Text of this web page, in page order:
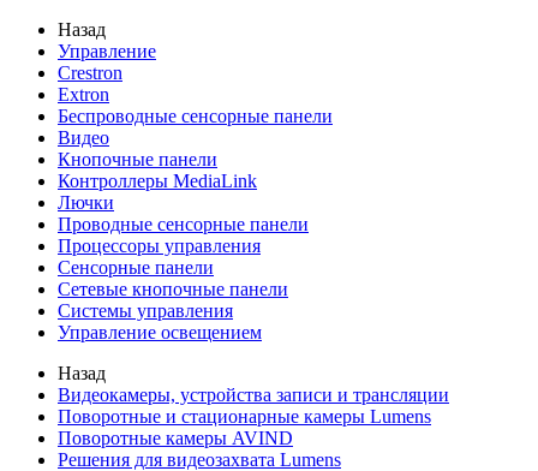
Назад
Управление
Crestron
Extron
Беспроводные сенсорные панели
Видео
Кнопочные панели
Контроллеры MediaLink
Лючки
Проводные сенсорные панели
Процессоры управления
Сенсорные панели
Сетевые кнопочные панели
Системы управления
Управление освещением
Назад
Видеокамеры, устройства записи и трансляции
Поворотные и стационарные камеры Lumens
Поворотные камеры AVIND
Решения для видеозахвата Lumens